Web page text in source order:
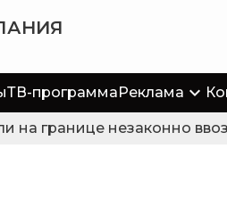
ТВ-программаРеклама
на границе незаконно